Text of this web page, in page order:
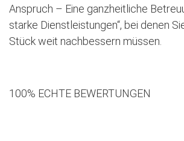
Anspruch – Eine ganzheitliche
starke Dienstleistungen“, bei denen
Stück weit nachbessern müssen.
100% ECHTE BEWERTUNGEN